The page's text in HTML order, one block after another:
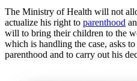
The Ministry of Health will not
actualize his right to parenthood
will to bring their children to the
which is handling the case, asks
parenthood and to carry out his